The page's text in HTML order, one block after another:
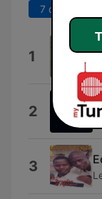
7 derniers
1
2
3